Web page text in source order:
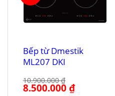
Bếp từ Dmestik
ML207 DKI
10.900.000₫
Giá
gốc
8.500.000₫Giá
hiện